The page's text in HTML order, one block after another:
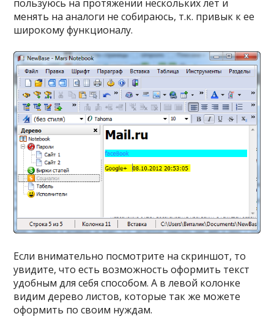
пользуюсь на протяжении нескольких лет и
менять на аналоги не собираюсь, т.к. привык к ее
широкому функционалу.
Если внимательно посмотрите на скриншот, то
увидите, что есть возможность оформить текст
удобным для себя способом. А в левой колонке
видим дерево листов, которые так же можете
оформить по своим нуждам.